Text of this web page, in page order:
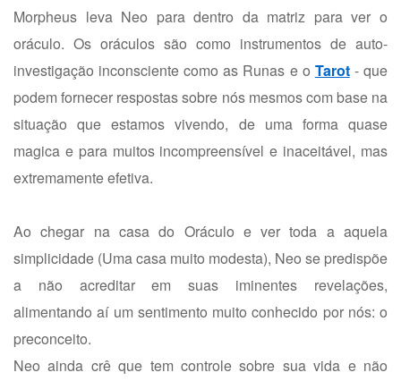
Morpheus leva Neo para dentro da matriz para ver o
oráculo. Os oráculos são como instrumentos de auto-
investigação inconsciente como as Runas e o Tarot- que
podem fornecer respostas sobre nós mesmos com base na
situação que estamos vivendo, de uma forma quase
magica e para muitos incompreensível e inaceitável, mas
extremamente efetiva.
Ao chegar na casa do Oráculo e ver toda a aquela
simplicidade (Uma casa muito modesta), Neo se predispõe
a não acreditar em suas iminentes revelações,
alimentando aí um sentimento muito conhecido por nós: o
preconceito.
Neo ainda crê que tem controle sobre sua vida e não